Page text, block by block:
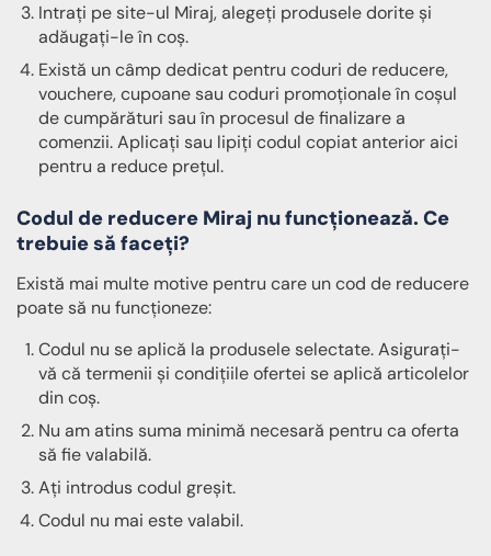
Intrați pe site-ul Miraj, alegeți produsele dorite și
adăugați-le în coș.
Există un câmp dedicat pentru coduri de reducere,
vouchere, cupoane sau coduri promoționale în coșul
de cumpărături sau în procesul de finalizare a
comenzii. Aplicați sau lipiți codul copiat anterior aici
pentru a reduce prețul.
Codul de reducere Miraj nu funcționează. Ce
trebuie să faceți?
Există mai multe motive pentru care un cod de reducere
poate să nu funcționeze:
Codul nu se aplică la produsele selectate. Asigurați-
vă că termenii și condițiile ofertei se aplică articolelor
din coș.
Nu am atins suma minimă necesară pentru ca oferta
să fie valabilă.
Ați introdus codul greșit.
Codul nu mai este valabil.